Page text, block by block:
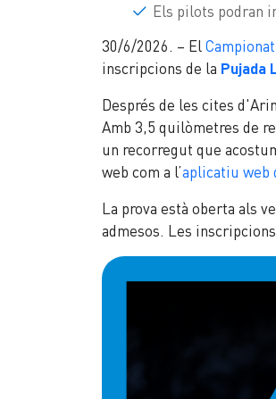
Els pilots podran
30/6/2026. – El
inscripcions de la Pujada
Després de les cites
Amb 3,5 quilòmetres de
un recorregut que
web com a l’aplicatiu web
La prova està oberta als
admesos. Les